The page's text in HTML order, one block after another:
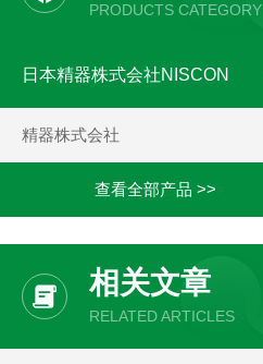
PRODUCTS CATEGORY
日本精器株式会社NISCON
精器株式会社
查看全部产品 >>
相关文章
RELATED ARTICLES